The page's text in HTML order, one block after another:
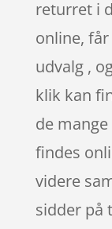
returret i
online,
udvalg ,
klik kan
de
findes
videre
sidder på